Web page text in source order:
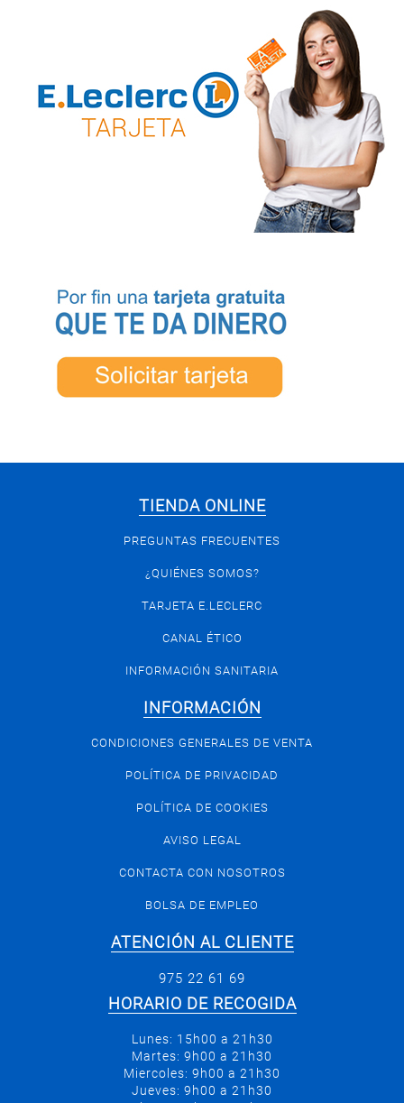
TIENDA ONLINE
PREGUNTAS FRECUENTES
¿QUIÉNES SOMOS?
TARJETA E.LECLERC
CANAL ÉTICO
INFORMACIÓN SANITARIA
INFORMACIÓN
CONDICIONES GENERALES DE VENTA
POLÍTICA DE PRIVACIDAD
POLÍTICA DE COOKIES
AVISO LEGAL
CONTACTA CON NOSOTROS
BOLSA DE EMPLEO
ATENCIÓN AL CLIENTE
975 22 61 69
HORARIO DE RECOGIDA
Lunes: 15h00 a 21h30
Martes: 9h00 a 21h30
Miercoles: 9h00 a 21h30
Jueves: 9h00 a 21h30